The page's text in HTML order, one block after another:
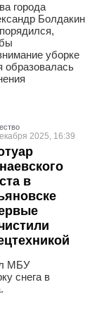
города
Болдакин
уборке
образовалась
2025, 16:39
в
МБУ
снега в